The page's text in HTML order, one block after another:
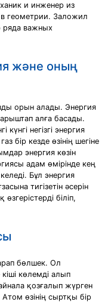
и инженер из
геометрии. Заложил
ряда важных
және оның
орын алады. Энергия
алға басады.
негізгі энергия
бір кезде өзінің шегіне
энергия көзін
адам өмірінде кең
Бұл энергия
тигізетін әсерін
біліп,
бөлшек. Ол
көлемді алып
қозғалып жүрген
өзінің сыртқы бір